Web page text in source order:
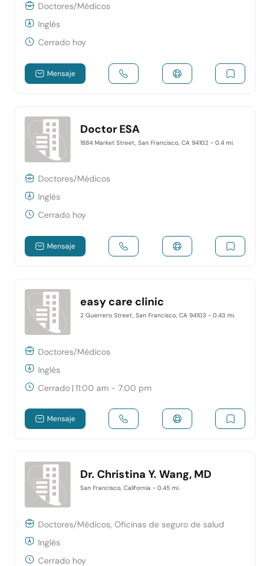
Doctores/Médicos
Inglés
Cerrado hoy
Mensaje
Doctor ESA
1884 Market Street, San Francisco, CA 94102 - 0.4 mi.
Doctores/Médicos
Inglés
Cerrado hoy
Mensaje
easy care clinic
2 Guerrero Street, San Francisco, CA 94103 - 0.43 mi.
Doctores/Médicos
Inglés
Cerrado |11:00 am - 7:00 pm
Mensaje
Dr. Christina Y. Wang, MD
San Francisco, California - 0.45 mi.
Doctores/Médicos, Oficinas de seguro de salud
Inglés
Cerrado hoy